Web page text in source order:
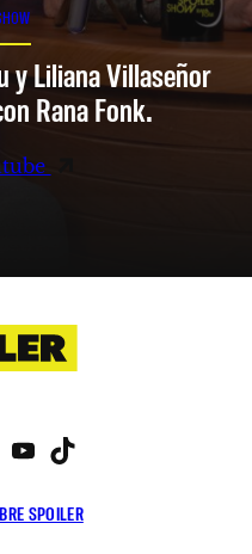
y Liliana Villaseñor
Rana Fonk.
SPOILER
X YouTube